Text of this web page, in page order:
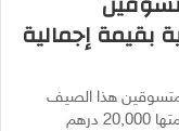
إجمالية
حمادنة تمنح مفاجآت صيف دبي 2026 المتسوقين هذا الصيف
فرصة الفوز بواحدة من 10 منح دراسية تبلغ قيمتها 20,000 درهم